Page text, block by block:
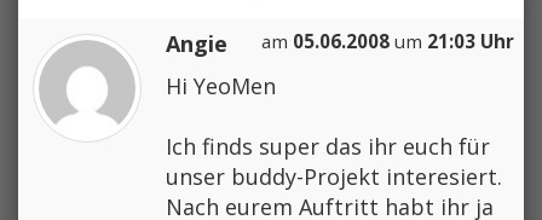
Angie am 05.06.2008 um 21:03 Uhr
Hi YeoMen
Ich finds super das ihr euch für
unser buddy-Projekt interesiert.
Nach eurem Auftritt habt ihr ja